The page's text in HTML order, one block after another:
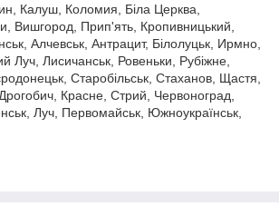
Калуш, Коломия, Біла Церква,
Вишгород, Прип'ять, Кропивницький,
Алчевськ, Антрацит, Білолуцьк, Ирмно,
Луч, Лисичанськ, Ровеньки, Рубіжне,
Старобільськ, Стаханов, Щастя,
Красне, Стрий, Червоноград,
Луч, Первомайськ, Южноукраїнськ,